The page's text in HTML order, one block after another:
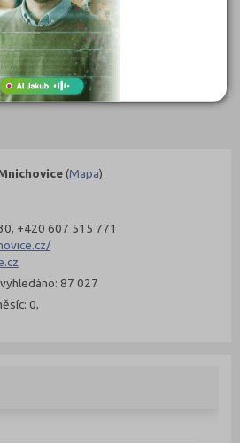
(Mapa)
+420 607 515 771
87 027
0,